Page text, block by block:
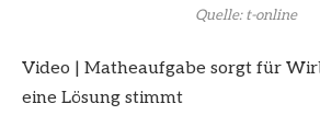
Quelle: t-online
Video
Matheaufgabe sorgt für
eine Lösung stimmt